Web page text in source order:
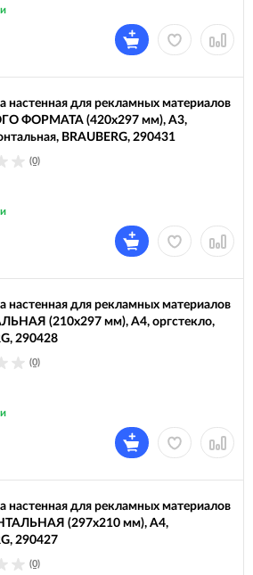
настенная для рекламных материалов
ФОРМАТА (420х297 мм), А3,
BRAUBERG, 290431
(0)
настенная для рекламных материалов
(210х297 мм), А4, оргстекло,
290428
(0)
настенная для рекламных материалов
(297х210 мм), А4,
290427
(0)